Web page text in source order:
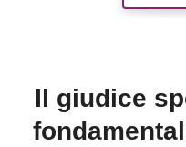
Il giudice